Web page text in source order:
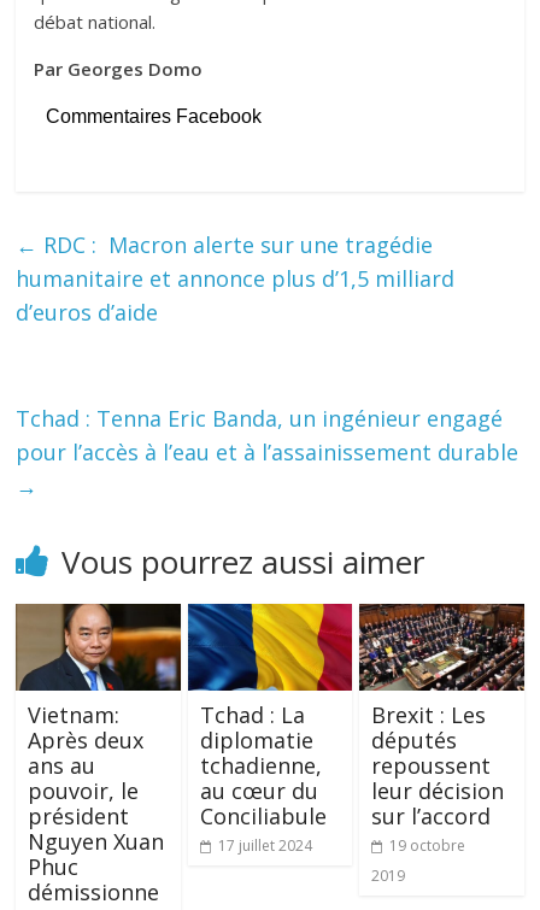
débat national.
Par Georges Domo
Commentaires Facebook
← RDC : Macron alerte sur une tragédie
humanitaire et annonce plus d’1,5 milliard
d’euros d’aide
Tchad : Tenna Eric Banda, un ingénieur engagé
pour l’accès à l’eau et à l’assainissement durable
→
Vous pourrez aussi aimer
Vietnam:
Après deux
ans au
pouvoir, le
président
Nguyen Xuan
Phuc
démissionne
Tchad : La
diplomatie
tchadienne,
au cœur du
Conciliabule
17 juillet 2024
Brexit : Les
députés
repoussent
leur décision
sur l’accord
19 octobre
2019